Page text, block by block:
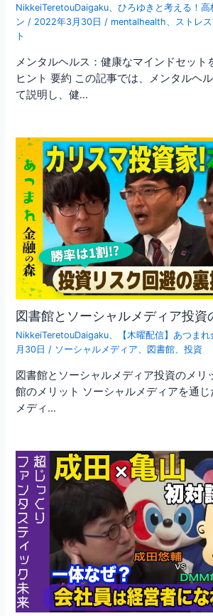
NikkeiTeretouDaigaku 、ひろゆきと考える！
ン / 2022年3月30日 / mentalhealth ストレ
ト
メンタルヘルス：健康なマインドセット
ヒント 要約 この記事では、メンタルヘ
て説明し、健…
図書館とソーシャルメディア投資
NikkeiTeretouDaigaku、 【木曜配信】あつま
月30日 / ソーシャルメディア、 図書館、投資
図書館とソーシャルメディア投資のメリ
館のメリット ソーシャルメディアを通
メディ…